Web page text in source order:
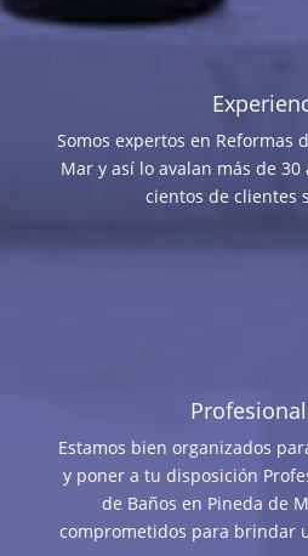
Somos expertos en Reformas
Mar y así lo avalan más de
cientos de clientes
Estamos bien organizados
y poner a tu disposición
de Baños en Pineda de
comprometidos para brindar